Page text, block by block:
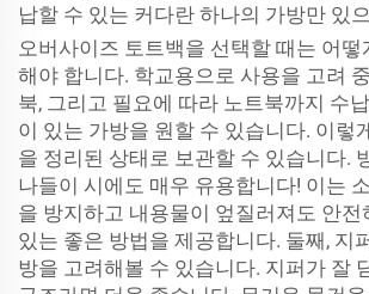
납할 수 있는 커다란 하나의 가방만 있
오버사이즈 토트백을 선택할 때는 어떻
해야 합니다. 학교용으로 사용을 고려
북, 그리고 필요에 따라 노트북까지 수
이 있는 가방을 원할 수 있습니다. 이렇
을 정리된 상태로 보관할 수 있습니다.
나들이 시에도 매우 유용합니다! 이는
을 방지하고 내용물이 엎질러져도 안전
있는 좋은 방법을 제공합니다. 둘째, 지
방을 고려해볼 수 있습니다. 지퍼가 잘